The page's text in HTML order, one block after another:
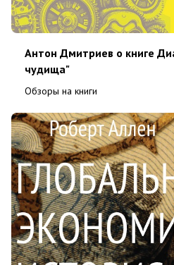
Антон Дмитриев о книге
чудища"
Обзоры на книги